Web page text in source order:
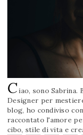
Ciao, sono Sabrina.
Designer per
blog, ho condiviso
raccontato l'amore
cibo, stile di vita e